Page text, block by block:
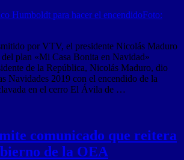
por VTV, el presidente Nicolás Maduro
plan «Mi Casa Bonita en Navidad»
de la República, Nicolás Maduro, dio
Navidades 2019 con el encendido de la
en el cerro El Ávila de …
comunicado que reitera
de la OEA